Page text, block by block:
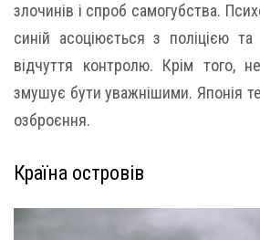
злочинів і спроб самогубства.
синій асоціюється з поліцією
відчуття контролю. Крім того,
змушує бути уважнішими. Японія
озброєння.
Країна островів